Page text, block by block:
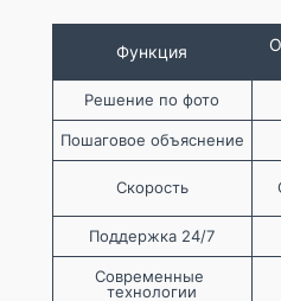
Функция
Решение по фото
Пошаговое объяснение
Скорость
Поддержка 24/7
Современные
технологии